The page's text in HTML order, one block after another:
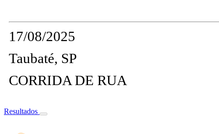
17/08/2025
Taubaté, SP
CORRIDA DE RUA
Resultados